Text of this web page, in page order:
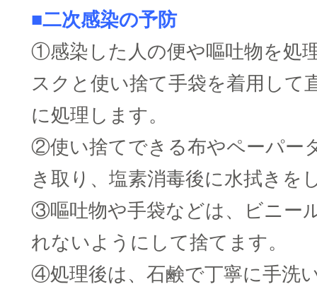
■二次感染の予防
①感染した人の便や嘔吐物を処
スクと使い捨て手袋を着用して
に処理します。
②使い捨てできる布やペーパー
き取り、塩素消毒後に水拭きを
③嘔吐物や手袋などは、ビニー
れないようにして捨てます。
④処理後は、石鹸で丁寧に手洗